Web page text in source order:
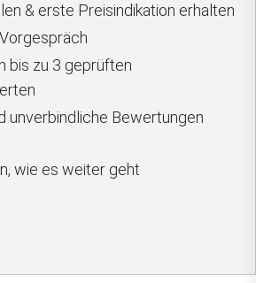
& erste Preisindikation erhalten
bis zu 3 geprüften
unverbindliche Bewertungen
wie es weiter geht